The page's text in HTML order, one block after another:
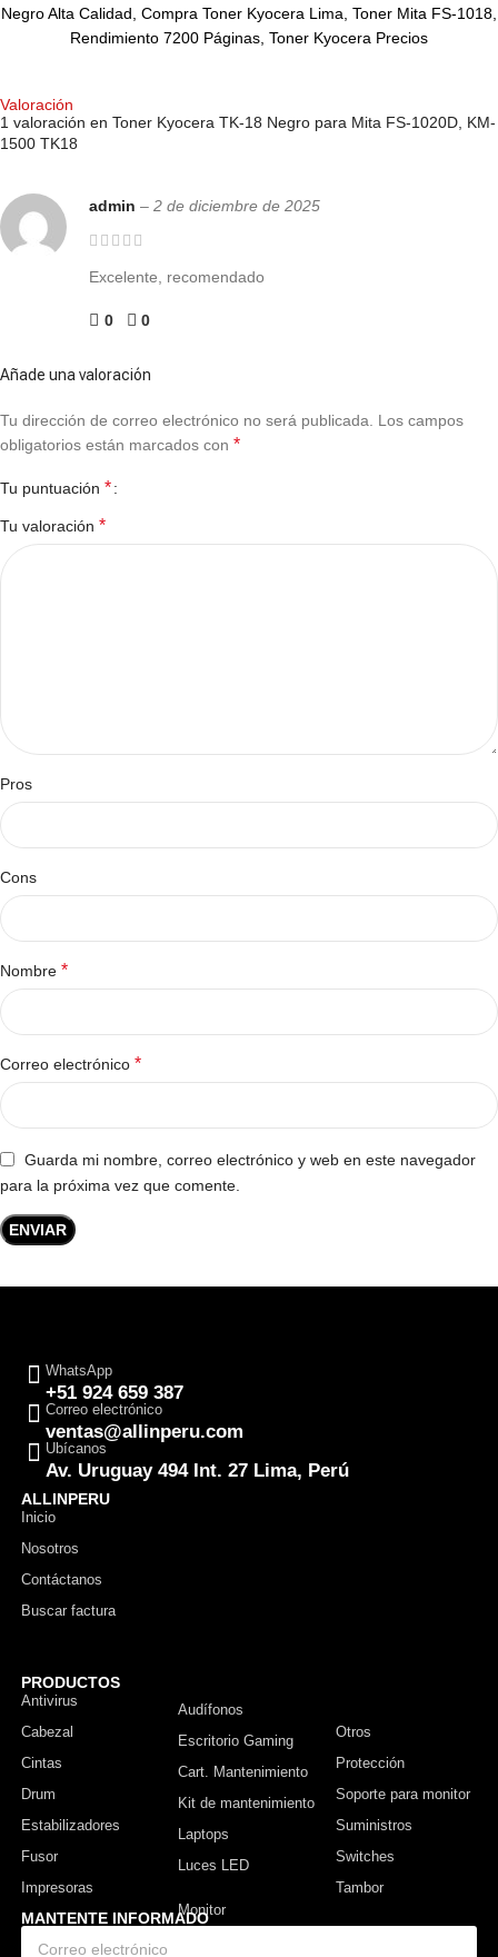
Negro Alta Calidad, Compra Toner Kyocera Lima, Toner Mita FS-1018,
Rendimiento 7200 Páginas, Toner Kyocera Precios
Valoración
1 valoración en Toner Kyocera TK-18 Negro para Mita FS-1020D, KM-
1500 TK18
admin – 2 de diciembre de 2025
Excelente, recomendado
0 0
Añade una valoración
Tu dirección de correo electrónico no será publicada. Los campos
obligatorios están marcados con *
Tu puntuación *
Tu valoración *
Pros
Cons
Nombre *
Correo electrónico *
Guarda mi nombre, correo electrónico y web en este navegador
para la próxima vez que comente.
WhatsApp
+51 924 659 387
Correo electrónico
ventas@allinperu.com
Ubícanos
Av. Uruguay 494 Int. 27 Lima, Perú
ALLINPERU
Inicio
Nosotros
Contáctanos
Buscar factura
PRODUCTOS
Antivirus
Cabezal
Cintas
Drum
Estabilizadores
Fusor
Impresoras
Audífonos
Escritorio Gaming
Cart. Mantenimiento
Kit de mantenimiento
Laptops
Luces LED
Otros
Protección
Soporte para monitor
Suministros
Switches
Tambor
MANTENTE INFORMADO